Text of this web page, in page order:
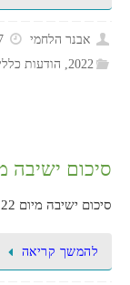
אבנר הלחמי
17
2022
הודעות
סיכום ישיבה מיום
סיכום ישיבה מיום 11.7.22
להמשך קריאה